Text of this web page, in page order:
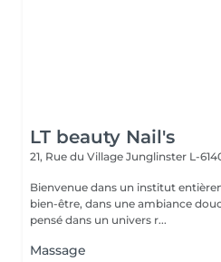
LT beauty Nail's
21, Rue du Village Junglinster L-
Bienvenue dans un institut
bien-être, dans une ambiance
pensé dans un univers r...
Massage